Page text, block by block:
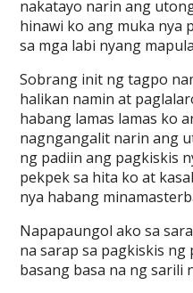
nakatayo narin ang
hinawi ko ang muka nya
sa mga labi nyang
Sobrang init ng tagpo
halikan namin at
habang lamas lamas ko
nagngangalit narin ang
ng padiin ang pagkiskis
pekpek sa hita ko at
nya habang
Napapaungol ako sa
na sarap sa pagkiskis ng
basang basa na ng sarili